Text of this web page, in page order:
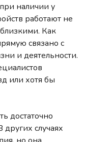
наличии у
работают не
Как
связано с
и деятельности.
или хотя бы
достаточно
других случаях